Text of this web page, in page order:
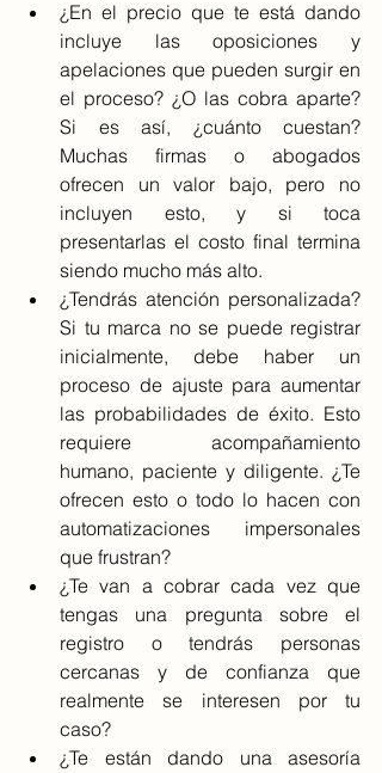
¿En el precio que te está dando
incluye las oposiciones y
apelaciones que pueden surgir en
el proceso? ¿O las cobra aparte?
Si es así, ¿cuánto cuestan?
Muchas firmas o abogados
ofrecen un valor bajo, pero no
incluyen esto, y si toca
presentarlas el costo final termina
siendo mucho más alto.
¿Tendrás atención personalizada?
Si tu marca no se puede registrar
inicialmente, debe haber un
proceso de ajuste para aumentar
las probabilidades de éxito. Esto
requiere acompañamiento
humano, paciente y diligente. ¿Te
ofrecen esto o todo lo hacen con
automatizaciones impersonales
que frustran?
¿Te van a cobrar cada vez que
tengas una pregunta sobre el
registro o tendrás personas
cercanas y de confianza que
realmente se interesen por tu
caso?
¿Te están dando una asesoría